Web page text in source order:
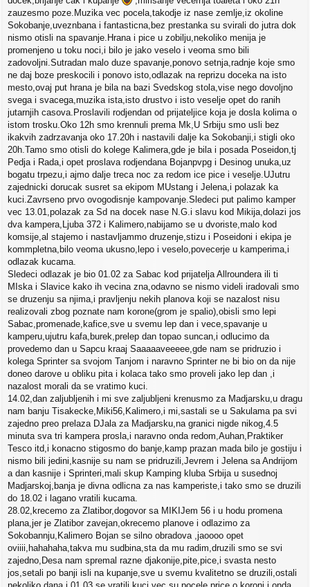
zauzesmo poze.Muzika vec pocela,takodje iz nase zemlje,iz okoline
Sokobanje,uveznbana i fantasticna,bez prestanka su svirali do jutra dok
nismo otisli na spavanje.Hrana i pice u zobilju,nekoliko menija je
promenjeno u toku noci,i bilo je jako veselo i veoma smo bili
zadovoljni.Sutradan malo duze spavanje,ponovo setnja,radnje koje smo
ne daj boze preskocili i ponovo isto,odlazak na reprizu doceka na isto
mesto,ovaj put hrana je bila na bazi Svedskog stola,vise nego dovoljno
svega i svacega,muzika ista,isto drustvo i isto veselje opet do ranih
jutarnjih casova.Proslavili rodjendan od prijateljice koja je dosla kolima o
istom trosku.Oko 12h smo krennuli prema Mk,U Srbiju smo usli bez
ikakvih zadrzavanja oko 17.20h i nastavili dalje ka Sokobanji,i stigli oko
20h.Tamo smo otisli do kolege Kalimera,gde je bila i posada Poseidon,tj
Pedja i Rada,i opet proslava rodjendana Bojanpvpg i Desinog unuka,uz
bogatu trpezu,i ajmo dalje treca noc za redom ice pice i veselje.UJutru
zajednicki dorucak susret sa ekipom MUstang i Jelena,i polazak ka
kuci.Zavrseno prvo ovogodisnje kampovanje.Sledeci put palimo kamper
vec 13.01,polazak za Sd na docek nase N.G.i slavu kod Mikija,dolazi jos
dva kampera,Ljuba 372 i Kalimero,nabijamo se u dvoriste,malo kod
komsije,al stajemo i nastavljammo druzenje,stizu i Poseidoni i ekipa je
kommpletna,bilo veoma ukusno,lepo i veselo,povecerje u kamperima,i
odlazak kucama.
Sledeci odlazak je bio 01.02 za Sabac kod prijatelja Allroundera ili ti
MIska i Slavice kako ih vecina zna,odavno se nismo videli iradovali smo
se druzenju sa njima,i pravljenju nekih planova koji se nazalost nisu
realizovali zbog poznate nam korone(grom je spalio),obisli smo lepi
Sabac,promenade,kafice,sve u svemu lep dan i vece,spavanje u
kamperu,ujutru kafa,burek,prelep dan topao suncan,i odlucimo da
provedemo dan u Sapcu kraaj Saaaaaveeeee,gde nam se pridruzio i
kolega Sprinter sa svojom Tanjom i naravno Sprinter ne bi bio on da nije
doneo darove u obliku pita i kolaca tako smo proveli jako lep dan ,i
nazalost morali da se vratimo kuci.
14.02,dan zaljubljenih i mi sve zaljubljeni krenusmo za Madjarsku,u dragu
nam banju Tisakecke,Miki56,Kalimero,i mi,sastali se u Sakulama pa svi
zajedno preo prelaza DJala za Madjarsku,na granici nigde nikog,4.5
minuta sva tri kampera prosla,i naravno onda redom,Auhan,Praktiker
Tesco itd,i konacno stigosmo do banje,kamp prazan mada bilo je gostiju i
nismo bili jedini,kasnije su nam se pridruzili,Jevrem i Jelena sa Andrijom
a dan kasnije i Sprinteri,mali skup Kamping kluba Srbija u susednoj
Madjarskoj,banja je divna odlicna za nas kamperiste,i tako smo se druzili
do 18.02 i lagano vratili kucama.
28.02,krecemo za Zlatibor,dogovor sa MIKIJem 56 i u hodu promena
plana,jer je Zlatibor zavejan,okrecemo planove i odlazimo za
Sokobannju,Kalimero Bojan se silno obradova ,jaoooo opet
oviiii,hahahaha,takva mu sudbina,sta da mu radim,druzili smo se svi
zajedno,Desa nam spremal razne djakonije,pite,pice,i svasta nesto
jos,setali po banji isli na kupanje,sve u svemu kvalitetno se druzili,ostali